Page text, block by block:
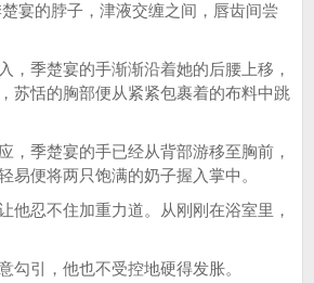
宴的脖子，津液交缠之间，唇齿间尝
季楚宴的手渐渐沿着她的后腰上移，
苏恬的胸部便从紧紧包裹着的布料中跳
季楚宴的手已经从背部游移至胸前，
易便将两只饱满的奶子握入掌中。
忍不住加重力道。从刚刚在浴室里，
引，他也不受控地硬得发胀。